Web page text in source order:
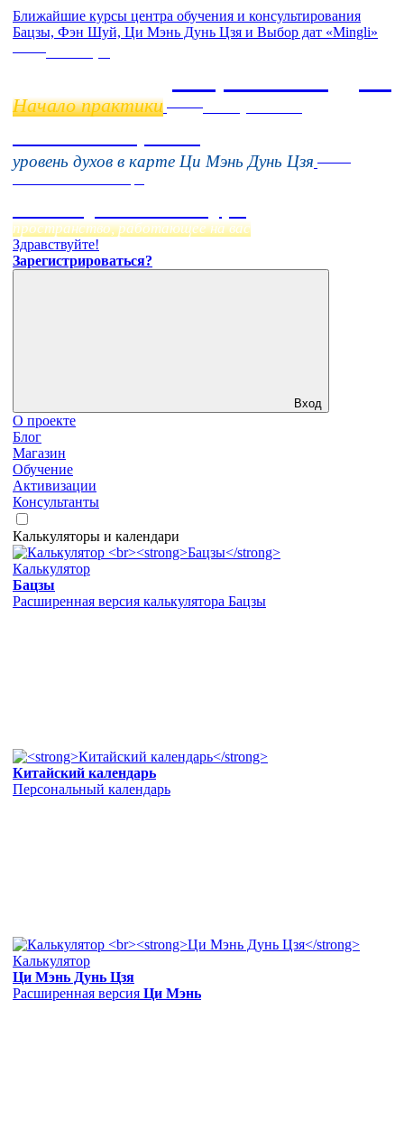
Ближайшие курсы центра обучения и консультирования
Бацзы, Фэн Шуй, Ци Мэнь Дунь Цзя и Выбор дат «Mingli»
Начало практики
уровень духов в карте Ци Мэнь Дунь Цзя
пространство, работающее на вас
Здравствуйте!
Зарегистрироваться?
Вход
О проекте
Блог
Магазин
Обучение
Активизации
Консультанты
Калькуляторы и календари
Калькулятор
Бацзы
Расширенная версия калькулятора Бацзы
Китайский календарь
Персональный календарь
Калькулятор
Ци Мэнь Дунь Цзя
Расширенная версия Ци Мэнь